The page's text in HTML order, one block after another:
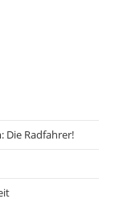
Die Radfahrer!